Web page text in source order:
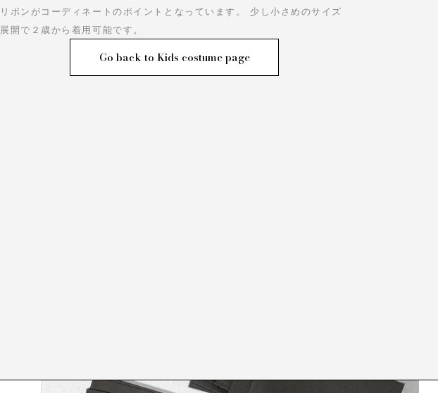
リボンがコーディネートのポイントとなっています。 少し小さめのサイズ
展開で２歳から着用可能です。
Go back to Kids costume page